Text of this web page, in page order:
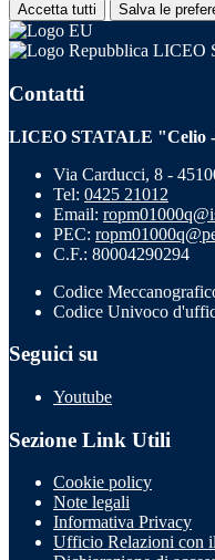
Accetta tutti Salva le
LICEO
Contatti
LICEO STATALE "Celio
Via Carducci, 8 -
Tel: 0425 21012
Email:
PEC:
C.F.: 80004290294
Codice
Codice Univoco
Seguici su
Youtube
Sezione Link Utili
Cookie policy
Note legali
Informativa Privacy
Ufficio Relazioni con